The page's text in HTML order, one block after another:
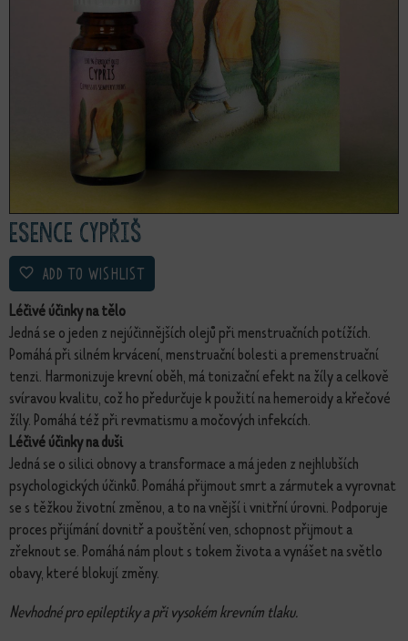
Esence Cypřiš
ADD TO WISHLIST
Léčivé účinky na tělo
Jedná se o jeden z nejúčinnějších olejů při menstruačních potížích.
Pomáhá při silném krvácení, menstruační bolesti a premenstruační
tenzi. Harmonizuje krevní oběh, má tonizační efekt na žíly a celkově
svíravou kvalitu, což ho předurčuje k použití na hemeroidy a křečové
žíly. Pomáhá též při revmatismu a močových infekcích.
Léčivé účinky na duši
Jedná se o silici obnovy a transformace a má jeden z nejhlubších
psychologických účinků. Pomáhá přijmout smrt a zármutek a vyrovnat
se s těžkou životní změnou, a to na vnější i vnitřní úrovni. Podporuje
proces přijímání dovnitř a pouštění ven, schopnost přijmout a
zřeknout se. Pomáhá nám plout s tokem života a vynášet na světlo
obavy, které blokují změny.
Nevhodné pro epileptiky a při vysokém krevním tlaku.